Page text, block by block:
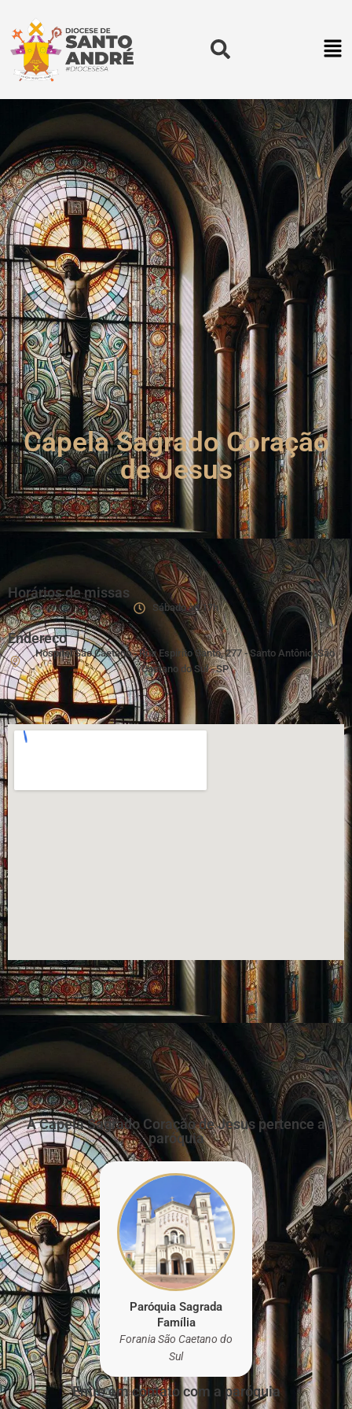
Capela Sagrado Coração
de Jesus
Horários de missas
Sábado às 17h
Endereço
Hospital São Caetano - Rua Espírito Santo, 277 - Santo Antônio, São
Caetano do Sul - SP
A Capela Sagrado Coração de Jesus pertence a
paróquia
Paróquia Sagrada
Família
Forania São Caetano do
Sul
Entre em contato com a paróquia